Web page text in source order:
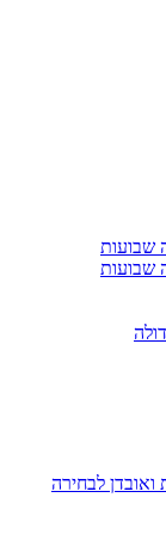
שבועות
שבועות
לבחירה